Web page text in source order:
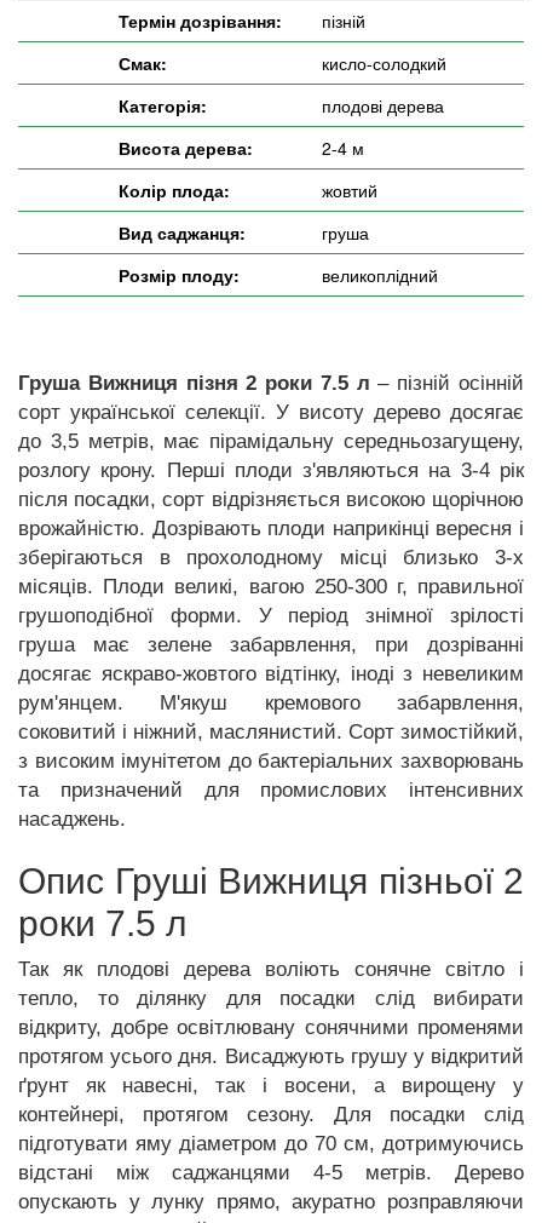
Термін дозрівання:
пізній
Смак:
кисло-солодкий
Категорія:
плодові дерева
Висота дерева:
2-4 м
Колір плода:
жовтий
Вид саджанця:
груша
Розмір плоду:
великоплідний
Груша Вижниця пізня 2 роки 7.5 л – пізній осінній
сорт української селекції. У висоту дерево досягає
до 3,5 метрів, має пірамідальну середньозагущену,
розлогу крону. Перші плоди з'являються на 3-4 рік
після посадки, сорт відрізняється високою щорічною
врожайністю. Дозрівають плоди наприкінці вересня і
зберігаються в прохолодному місці близько 3-х
місяців. Плоди великі, вагою 250-300 г, правильної
грушоподібної форми. У період знімної зрілості
груша має зелене забарвлення, при дозріванні
досягає яскраво-жовтого відтінку, іноді з невеликим
рум'янцем. М'якуш кремового забарвлення,
соковитий і ніжний, маслянистий. Сорт зимостійкий,
з високим імунітетом до бактеріальних захворювань
та призначений для промислових інтенсивних
насаджень.
Опис Груші Вижниця пізньої 2
роки 7.5 л
Так як плодові дерева воліють сонячне світло і
тепло, то ділянку для посадки слід вибирати
відкриту, добре освітлювану сонячними променями
протягом усього дня. Висаджують грушу у відкритий
ґрунт як навесні, так і восени, а вирощену у
контейнері, протягом сезону. Для посадки слід
підготувати яму діаметром до 70 см, дотримуючись
відстані між саджанцями 4-5 метрів. Дерево
опускають у лунку прямо, акуратно розправляючи